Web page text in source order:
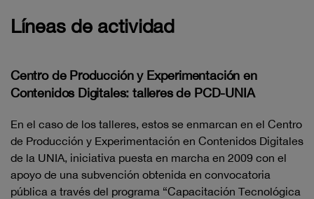
Líneas de actividad
Centro de Producción y Experimentación en
Contenidos Digitales: talleres de PCD-UNIA
En el caso de los talleres, estos se enmarcan en el Centro
de Producción y Experimentación en Contenidos Digitales
de la UNIA, iniciativa puesta en marcha en 2009 con el
apoyo de una subvención obtenida en convocatoria
pública a través del programa “Capacitación Tecnológica